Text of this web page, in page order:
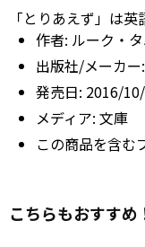
「とりあえず」は
作者: ルーク・
出版社/メーカー:
発売日: 2016/
メディア: 文庫
この商品を含む
こちらもおすすめ